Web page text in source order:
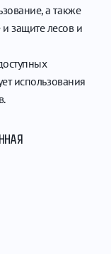
а также
защите лесов и
использования